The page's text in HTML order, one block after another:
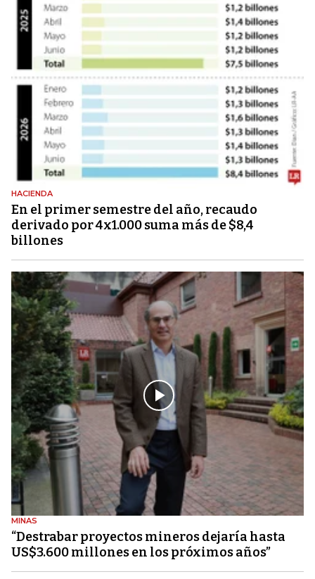
HACIENDA
En el primer semestre del año, recaudo
derivado por 4x1.000 suma más de $8,4
billones
MINAS
“Destrabar proyectos mineros dejaría hasta
US$3.600 millones en los próximos años”